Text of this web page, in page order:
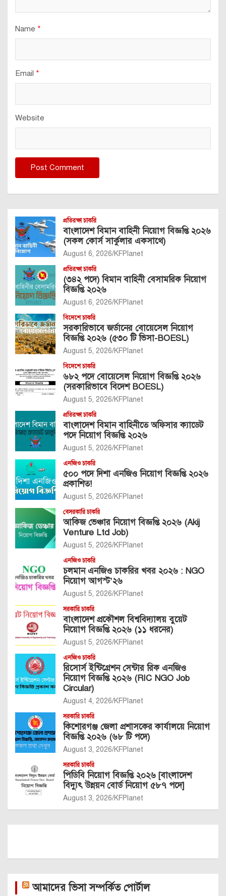
Name *
Email *
Website
প্রতিরক্ষা চাকরি
বাংলাদেশ বিমান বাহিনী নিয়োগ বিজ্ঞপ্তি ২০২৬
(সকল কোর্স সার্কুলার একসাথে)
August 6, 2026 KFPlanet
প্রতিরক্ষা চাকরি
(৩৪২ পদে) বিমান বাহিনী বেসামরিক নিয়োগ
বিজ্ঞপ্তি ২০২৬
August 6, 2026 KFPlanet
বিদেশে চাকরি
সরকারিভাবে জর্ডানের বোয়েসেল নিয়োগ
বিজ্ঞপ্তি ২০২৬ (৫৩০ টি ভিসা-BOESL)
August 5, 2026 KFPlanet
বিদেশে চাকরি
৬৮২ পদে বোয়েসেল নিয়োগ বিজ্ঞপ্তি ২০২৬
(সরকারিভাবে বিদেশ BOESL)
August 5, 2026 KFPlanet
প্রতিরক্ষা চাকরি
বাংলাদেশ বিমান বাহিনীতে অফিসার ক্যাডেট
পদে নিয়োগ বিজ্ঞপ্তি ২০২৬
August 5, 2026 KFPlanet
এনজিও চাকরি
৫০০ পদে দিশা এনজিও নিয়োগ বিজ্ঞপ্তি ২০২৬
প্রকাশিত!
August 5, 2026 KFPlanet
বেসরকারি চাকরি
আকিজ ভেঞ্চার নিয়োগ বিজ্ঞপ্তি ২০২৬ (Akij
Venture Ltd Job)
August 5, 2026 KFPlanet
এনজিও চাকরি
চলমান এনজিও চাকরির খবর ২০২৬ : NGO
নিয়োগ আগস্ট’২৬
August 5, 2026 KFPlanet
সরকারি চাকরি
বাংলাদেশ প্রকৌশল বিশ্ববিদ্যালয় বুয়েট
নিয়োগ বিজ্ঞপ্তি ২০২৬ (১১ ধরনের)
August 5, 2026 KFPlanet
এনজিও চাকরি
রিসোর্স ইন্টিগ্রেশন সেন্টার রিক এনজিও
নিয়োগ বিজ্ঞপ্তি ২০২৬ (RIC NGO Job
Circular)
August 4, 2026 KFPlanet
সরকারি চাকরি
কিশোরগঞ্জ জেলা প্রশাসকের কার্যালয়ে নিয়োগ
বিজ্ঞপ্তি ২০২৬ (৬৮ টি পদে)
August 3, 2026 KFPlanet
সরকারি চাকরি
পিডিবি নিয়োগ বিজ্ঞপ্তি ২০২৬ [বাংলাদেশ
বিদ্যুৎ উন্নয়ন বোর্ড নিয়োগ ৫৮৭ পদে]
August 3, 2026 KFPlanet
আমাদের ভিসা সম্পর্কিত পোর্টাল